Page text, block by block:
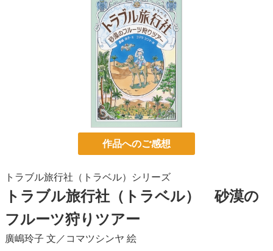
作品へのご感想
トラブル旅行社（トラベル）シリーズ
トラブル旅行社（トラベル） 砂漠の
フルーツ狩りツアー
廣嶋玲子 文／ コマツシンヤ 絵